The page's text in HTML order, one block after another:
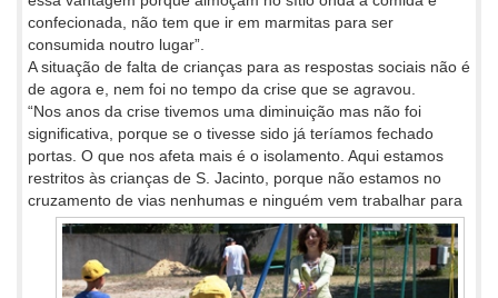
confecionada, não tem que ir em marmitas para ser
consumida noutro lugar”.
A situação de falta de crianças para as respostas sociais não é
de agora e, nem foi no tempo da crise que se agravou.
“Nos anos da crise tivemos uma diminuição mas não foi
significativa, porque se o tivesse sido já teríamos fechado
portas. O que nos afeta mais é o isolamento. Aqui estamos
restritos às crianças de S. Jacinto, porque não estamos no
cruzamento de vias nenhumas e ninguém vem trabalhar para